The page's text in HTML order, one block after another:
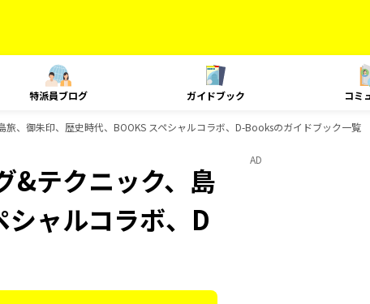
特派員ブログ ガイドブック コミ
、御朱印、歴史時代、BOOKS スペシャルコラボ、D-Booksのガイドブック一覧
&テクニック、島
ャルコラボ、D
AD